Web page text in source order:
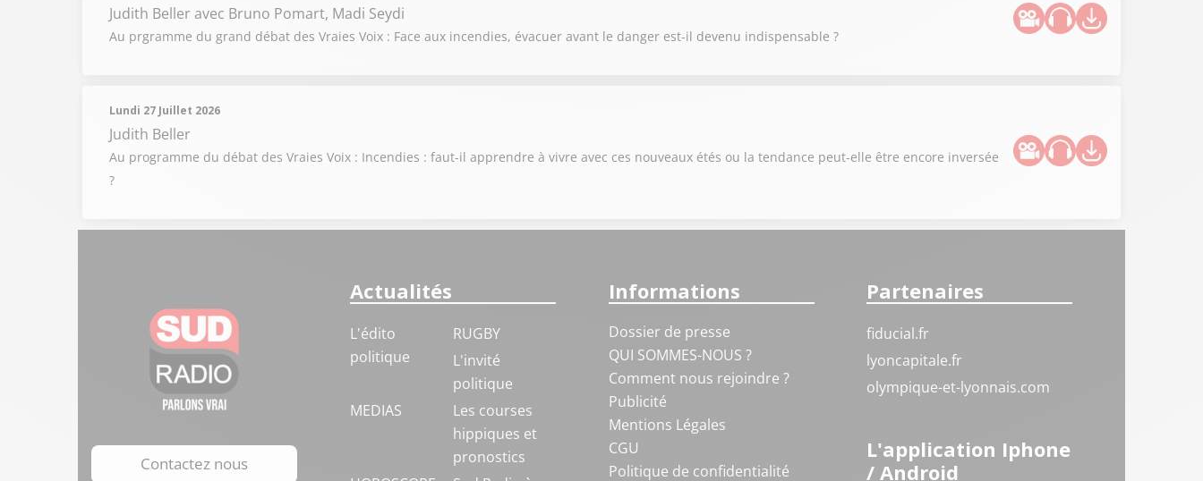
Judith Beller avec Bruno Pomart, Madi Seydi
Au prgramme du grand débat des Vraies Voix : Face aux incendies, évacuer avant le danger est-il devenu indispensable ?
Lundi 27 Juillet 2026
Judith Beller
Au programme du débat des Vraies Voix : Incendies : faut-il apprendre à vivre avec ces nouveaux étés ou la tendance peut-elle être encore inversée
?
Contactez nous
Actualités
L'édito
politique
RUGBY
L'invité
politique
MEDIAS
Les courses
hippiques et
pronostics
Informations
Dossier de presse
QUI SOMMES-NOUS ?
Comment nous rejoindre ?
Publicité
Mentions Légales
CGU
Politique de confidentialité
Partenaires
fiducial.fr
lyoncapitale.fr
olympique-et-lyonnais.com
L'application Iphone
/ Android